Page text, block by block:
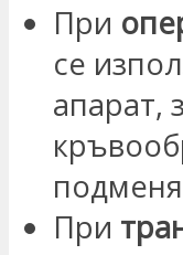
При
се
апарат,
При